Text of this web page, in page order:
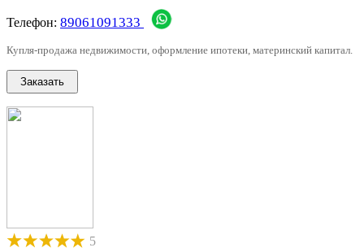
Телефон: 89061091333
Купля-продажа недвижимости, оформление ипотеки, материнский капитал.
5